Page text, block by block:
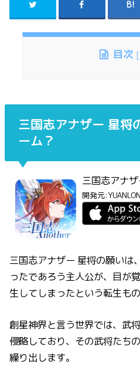
目次 [
三国志アナザー 星将
ーム？
三国志アナ
開発元:
三国志アナザー 星将の願いは
ったであろう主人公が、目が
生してしまったという転生もの
創星神界と言う世界では、武
侵略しており、その武将たち
繰り出します。